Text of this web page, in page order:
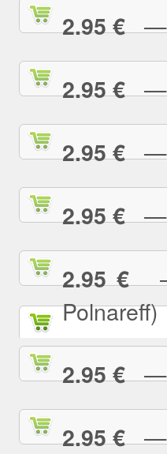
2.95 €—
2.95 €—
2.95 €—
2.95 €—
2.95 €—
Polnareff)
2.95 €—
2.95 €—